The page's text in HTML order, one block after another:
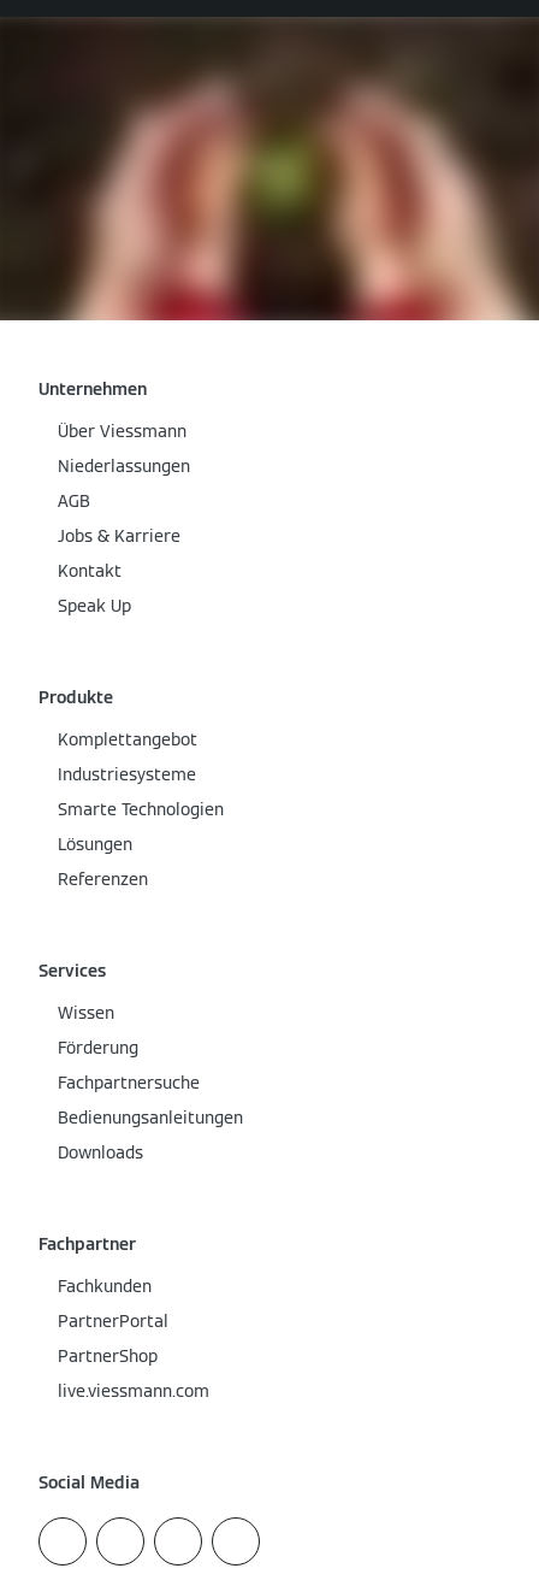
Unternehmen
Über Viessmann
Niederlassungen
AGB
Jobs & Karriere
Kontakt
Speak Up
Produkte
Komplettangebot
Industriesysteme
Smarte Technologien
Lösungen
Referenzen
Services
Wissen
Förderung
Fachpartnersuche
Bedienungsanleitungen
Downloads
Fachpartner
Fachkunden
PartnerPortal
PartnerShop
live.viessmann.com
Social Media